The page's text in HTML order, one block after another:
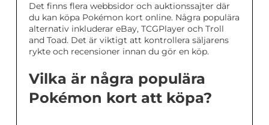
Det finns flera webbsidor och auktionssajter där
du kan köpa Pokémon kort online. Några populära
alternativ inkluderar eBay, TCGPlayer och Troll
and Toad. Det är viktigt att kontrollera säljarens
rykte och recensioner innan du gör en köp.
Vilka är några populära
Pokémon kort att köpa?